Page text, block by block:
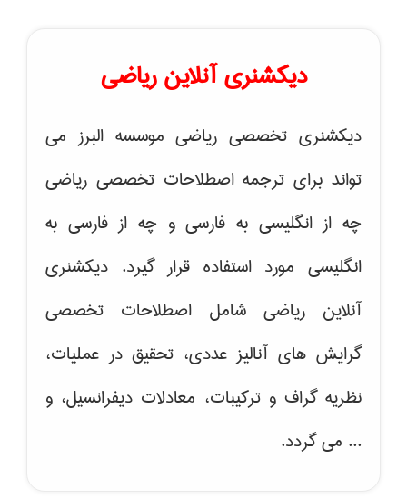
دیکشنری آنلاین ریاضی
دیکشنری تخصصی ریاضی موسسه البرز می
تواند برای ترجمه اصطلاحات تخصصی ریاضی
چه از انگلیسی به فارسی و چه از فارسی به
انگلیسی مورد استفاده قرار گیرد. دیکشنری
آنلاین ریاضی شامل اصطلاحات تخصصی
گرایش های آنالیز عددی، تحقیق در عملیات،
نظریه گراف و تركیبات، معادلات دیفرانسیل، و
... می گردد.